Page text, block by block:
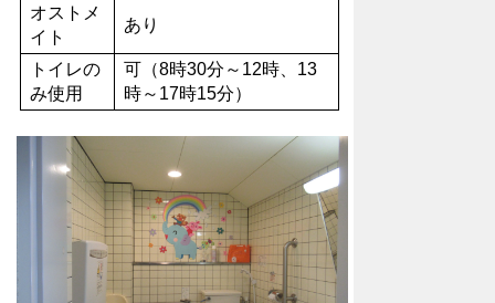
オストメ
イト
あり
トイレの
み使用
可（8時30分～12時、13
時～17時15分）